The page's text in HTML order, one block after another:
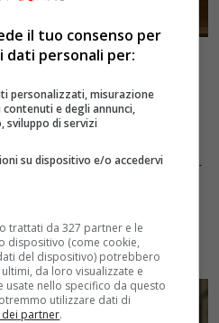
l’assegno di
2026
l'assegno di
euro mensili nel caso Totti-
di 20mila euro della
il tuo consenso per
dati personali per:
personalizzati, misurazione
e degli annunci,
sviluppo di servizi
su dispositivo e/o accedervi
trattati da 327 partner e le
dispositivo (come cookie,
del dispositivo) potrebbero
da loro visualizzate e
usate nello specifico da questo
utilizzare dati di
dei partner.